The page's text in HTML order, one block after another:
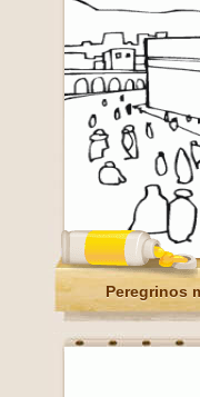
Peregrinos